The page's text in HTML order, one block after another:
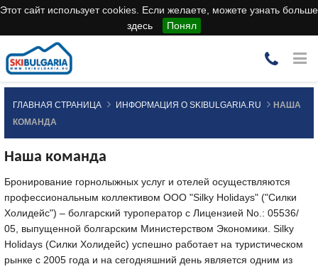
Этот сайт использует cookies. Если желаете, можете узнать больше
здесь
Понял
ГЛАВНАЯ СТРАНИЦА ИНФОРМАЦИЯ О SKIBULGARIA.RU
НАША
КОМАНДА
Наша команда
Бронирование горнолыжных услуг и отелей осуществляются
профессиональным коллективом ООО "Silky Holidays" ("Силки
Холидейс") – болгарский туроператор с Лицензией No.: 05536/
05, выпущенной болгарским Министерством Экономики. Silky
Holidays (Силки Холидейс) успешно работает на туристическом
рынке с 2005 года и на сегодняшний день является одним из